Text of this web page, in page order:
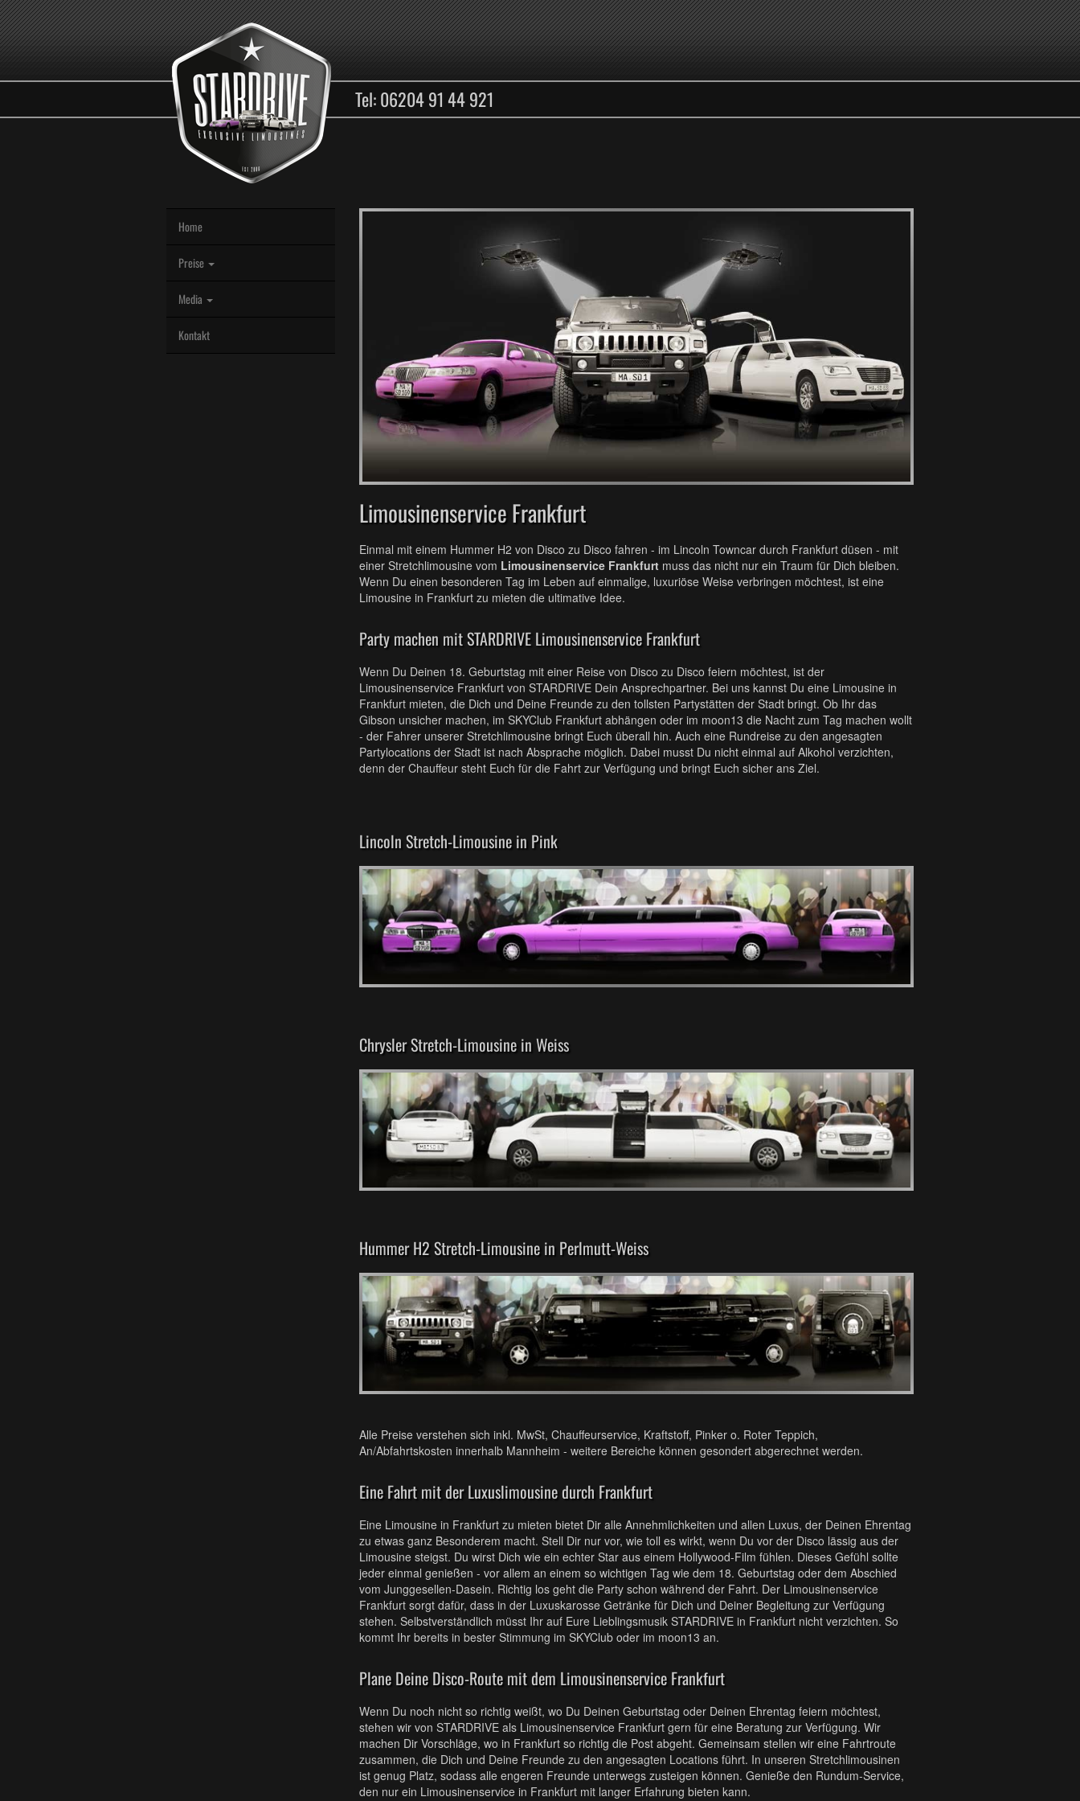
Tel: 06204 91 44 921
Home
Preise
Media
Kontakt
Limousinenservice Frankfurt
Einmal mit einem Hummer H2 von Disco zu Disco fahren - im Lincoln Towncar durch Frankfurt düsen - mit
einer Stretchlimousine vom Limousinenservice Frankfurt muss das nicht nur ein Traum für Dich bleiben.
Wenn Du einen besonderen Tag im Leben auf einmalige, luxuriöse Weise verbringen möchtest, ist eine
Limousine in Frankfurt zu mieten die ultimative Idee.
Party machen mit STARDRIVE Limousinenservice Frankfurt
Wenn Du Deinen 18. Geburtstag mit einer Reise von Disco zu Disco feiern möchtest, ist der
Limousinenservice Frankfurt von STARDRIVE Dein Ansprechpartner. Bei uns kannst Du eine Limousine in
Frankfurt mieten, die Dich und Deine Freunde zu den tollsten Partystätten der Stadt bringt. Ob Ihr das
Gibson unsicher machen, im SKYClub Frankfurt abhängen oder im moon13 die Nacht zum Tag machen wollt
- der Fahrer unserer Stretchlimousine bringt Euch überall hin. Auch eine Rundreise zu den angesagten
Partylocations der Stadt ist nach Absprache möglich. Dabei musst Du nicht einmal auf Alkohol verzichten,
denn der Chauffeur steht Euch für die Fahrt zur Verfügung und bringt Euch sicher ans Ziel.
Lincoln Stretch-Limousine in Pink
Chrysler Stretch-Limousine in Weiss
Hummer H2 Stretch-Limousine in Perlmutt-Weiss
Alle Preise verstehen sich inkl. MwSt, Chauffeurservice, Kraftstoff, Pinker o. Roter Teppich,
An/Abfahrtskosten innerhalb Mannheim - weitere Bereiche können gesondert abgerechnet werden.
Eine Fahrt mit der Luxuslimousine durch Frankfurt
Eine Limousine in Frankfurt zu mieten bietet Dir alle Annehmlichkeiten und allen Luxus, der Deinen Ehrentag
zu etwas ganz Besonderem macht. Stell Dir nur vor, wie toll es wirkt, wenn Du vor der Disco lässig aus der
Limousine steigst. Du wirst Dich wie ein echter Star aus einem Hollywood-Film fühlen. Dieses Gefühl sollte
jeder einmal genießen - vor allem an einem so wichtigen Tag wie dem 18. Geburtstag oder dem Abschied
vom Junggesellen-Dasein. Richtig los geht die Party schon während der Fahrt. Der Limousinenservice
Frankfurt sorgt dafür, dass in der Luxuskarosse Getränke für Dich und Deiner Begleitung zur Verfügung
stehen. Selbstverständlich müsst Ihr auf Eure Lieblingsmusik STARDRIVE in Frankfurt nicht verzichten. So
kommt Ihr bereits in bester Stimmung im SKYClub oder im moon13 an.
Plane Deine Disco-Route mit dem Limousinenservice Frankfurt
Wenn Du noch nicht so richtig weißt, wo Du Deinen Geburtstag oder Deinen Ehrentag feiern möchtest,
stehen wir von STARDRIVE als Limousinenservice Frankfurt gern für eine Beratung zur Verfügung. Wir
machen Dir Vorschläge, wo in Frankfurt so richtig die Post abgeht. Gemeinsam stellen wir eine Fahrtroute
zusammen, die Dich und Deine Freunde zu den angesagten Locations führt. In unseren Stretchlimousinen
ist genug Platz, sodass alle engeren Freunde unterwegs zusteigen können. Genieße den Rundum-Service,
den nur ein Limousinenservice in Frankfurt mit langer Erfahrung bieten kann.